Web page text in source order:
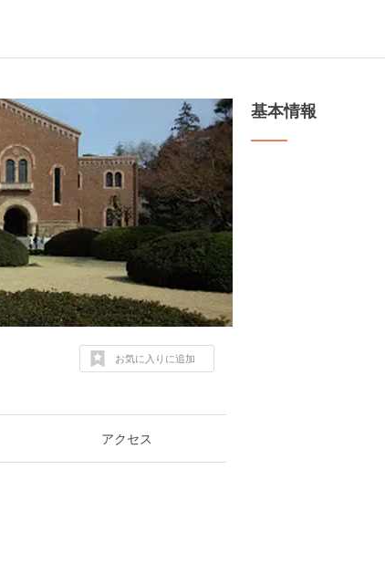
お気に入りに追加
アクセス
基本情報